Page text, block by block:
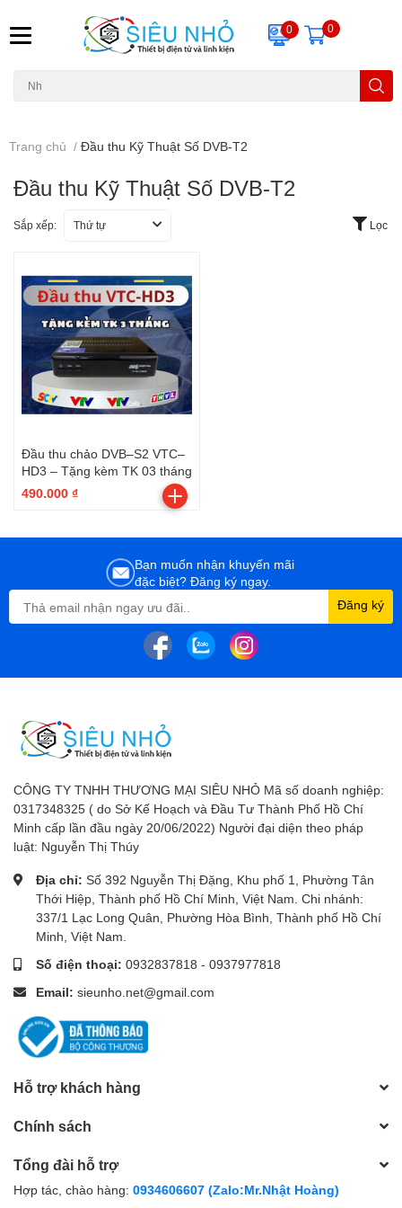
0 0
Trang chủ / Đầu thu Kỹ Thuật Số DVB-T2
Đầu thu Kỹ Thuật Số DVB-T2
Sắp xếp: Thứ tự Lọc
Đầu thu chảo DVB–S2 VTC–
HD3 – Tặng kèm TK 03 tháng
490.000 ₫
Bạn muốn nhận khuyến mãi
đặc biệt? Đăng ký ngay.
Đăng ký
CÔNG TY TNHH THƯƠNG MẠI SIÊU NHỎ Mã số doanh nghiệp:
0317348325 ( do Sở Kế Hoạch và Đầu Tư Thành Phố Hồ Chí
Minh cấp lần đầu ngày 20/06/2022) Người đại diện theo pháp
luật: Nguyễn Thị Thúy
Địa chỉ: Số 392 Nguyễn Thị Đặng, Khu phố 1, Phường Tân
Thới Hiệp, Thành phố Hồ Chí Minh, Việt Nam. Chi nhánh:
337/1 Lạc Long Quân, Phường Hòa Bình, Thành phố Hồ Chí
Minh, Việt Nam.
Số điện thoại: 0932837818 - 0937977818
Email: sieunho.net@gmail.com
Hỗ trợ khách hàng
Chính sách
Tổng đài hỗ trợ
Hợp tác, chào hàng: 0934606607 (Zalo:Mr.Nhật Hoàng)